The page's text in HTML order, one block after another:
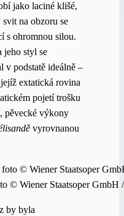
jako laciné klišé,
na obzoru se
s ohromnou silou.
jeho styl se
v podstatě ideálně –
extatická rovina
pojetí trošku
pěvecké výkony
vyrovnanou
© Wiener Staatsoper GmbH
by byla